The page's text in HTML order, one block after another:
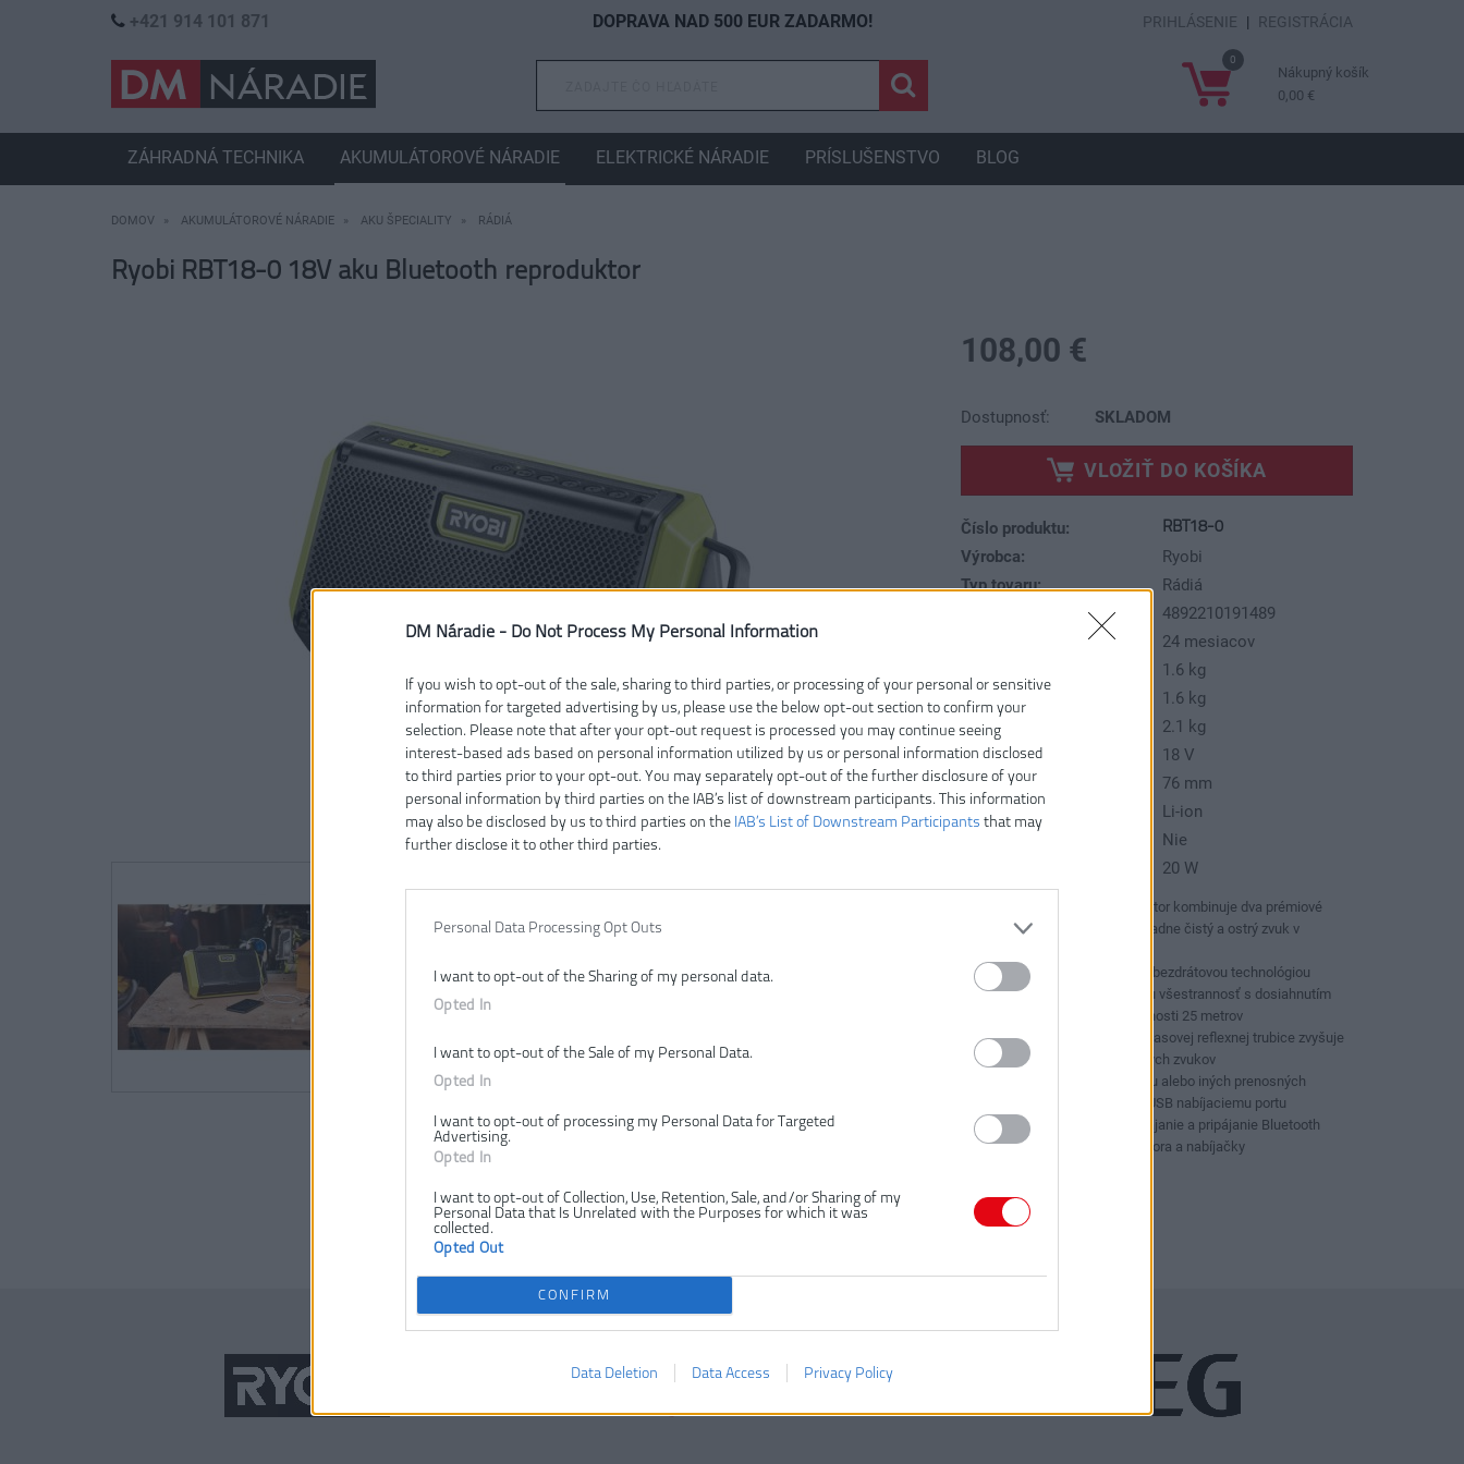
DM Náradie - Do Not Process My Personal Information
If you wish to opt-out of the sale, sharing to third parties, or processing of your personal or sensitive
information for targeted advertising by us, please use the below opt-out section to confirm your
selection. Please note that after your opt-out request is processed you may continue seeing
interest-based ads based on personal information utilized by us or personal information disclosed
to third parties prior to your opt-out. You may separately opt-out of the further disclosure of your
personal information by third parties on the IAB’s list of downstream participants. This information
may also be disclosed by us to third parties on the IAB’s List of Downstream Participants that may
further disclose it to other third parties.
Personal Data Processing Opt Outs
I want to opt-out of the Sharing of my personal data.
Opted In
I want to opt-out of the Sale of my Personal Data.
Opted In
I want to opt-out of processing my Personal Data for Targeted
Advertising.
Opted In
I want to opt-out of Collection, Use, Retention, Sale, and/or Sharing of my
Personal Data that Is Unrelated with the Purposes for which it was
collected.
Opted Out
CONFIRM
Data Deletion Data Access Privacy Policy
DOMOV AKUMULÁTOROVÉ NÁRADIE AKU ŠPECIALITY RÁDIÁ
Ryobi RBT18-0 18V aku Bluetooth reproduktor
108,00 €
Dostupnosť: SKLADOM
VLOŽIŤ DO KOŠÍKA
Číslo produktu:
RBT18-0
Výrobca:
Ryobi
Typ tovaru:
Rádiá
4892210191489
24 mesiacov
1.6 kg
Hmotnosť (bez aku):
1.6 kg
Hmotnosť vrátane aku:
2.1 kg
Napätie:
18 V
Priemer reproduktoru:
76 mm
Typ akumulátora:
Li-ion
Nie
20 W
Akumulátorový reproduktor kombinuje dva prémiové
reproduktory pre mimoriadne čistý a ostrý zvuk v
Disponuje integrovanou bezdrátovou technológiou
bluetooth pre maximálnu všestrannosť s dosiahnutím
plného zvuku zo vzdialenosti 25 metrov
Inovatívna technológia basovej reflexnej trubice zvyšuje
robustnosť streamovaných zvukov
Možnosť nabitia telefónu alebo iných prenosných
zariadení vďaka 2 Amp USB nabíjaciemu portu
LED svetlo indikuje napájanie a pripájanie Bluetooth
Dodávané bez akumulátora a nabíjačky
+421 914 101 871 DOPRAVA NAD 500 EUR ZADARMO! PRIHLÁSENIE | REGISTRÁCIA
0
Nákupný košík
0,00 €
ZÁHRADNÁ TECHNIKA AKUMULÁTOROVÉ NÁRADIE ELEKTRICKÉ NÁRADIE PRÍSLUŠENSTVO BLOG